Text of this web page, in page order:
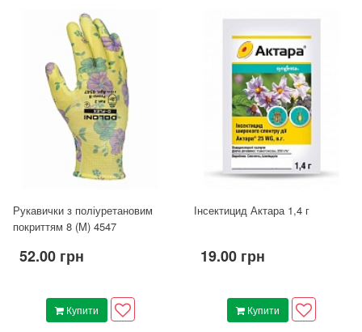
Рукавички з поліуретановим
покриттям 8 (M) 4547
52.00 грн
Купити
Інсектицид Актара 1,4 г
19.00 грн
Купити